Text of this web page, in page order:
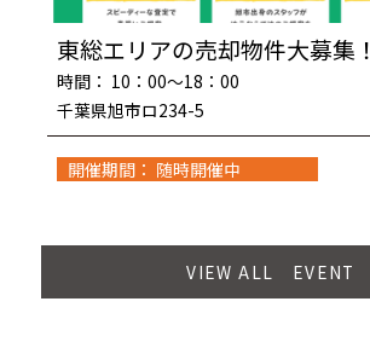
東総エリアの売却物件大募集！
時間： 10：00～18：00
千葉県旭市ロ234-5
開催期間： 随時開催中
VIEW ALL EVENT